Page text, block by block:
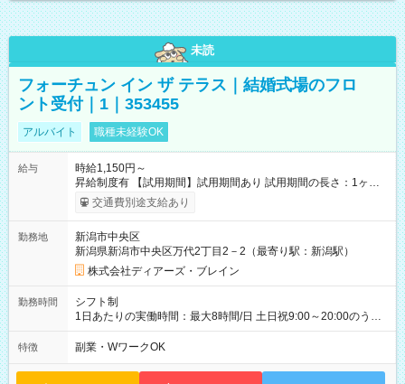
未読
フォーチュン イン ザ テラス｜結婚式場のフロ
ント受付｜1｜353455
アルバイト 職種未経験OK
給与
時給1,150円～
昇給制度有 【試用期間】試用期間あり 試用期間の長さ：1ヶ月
雇用形態、給与は本採用時と同じです。
交通費別途支給あり
勤務地
新潟市中央区
新潟県新潟市中央区万代2丁目2－2（最寄り駅：新潟駅）
株式会社ディアーズ・ブレイン
勤務時間
シフト制
1日あたりの実働時間：最大8時間/日 土日祝9:00～20:00のうち
実働6~8時間 週4~5日のお仕事です 【勤務期間】6ヶ月以上
特徴 副業・WワークOK